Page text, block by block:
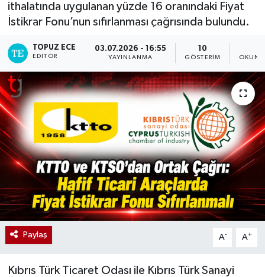
ithalatında uygulanan yüzde 16 oranındaki Fiyat
İstikrar Fonu’nun sıfırlanması çağrısında bulundu.
TOPUZ ECE
EDITÖR
03.07.2026 - 16:55
YAYINLANMA
10
GÖSTERIM
Paylaş A- A+
Kıbrıs Türk Ticaret Odası ile Kıbrıs Türk Sanayi